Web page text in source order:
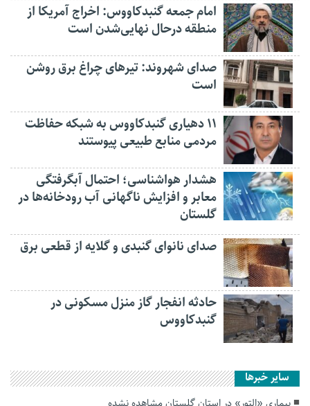
امام جمعه گنبدکاووس: اخراج آمریکا از
منطقه درحال نهایی‌شدن است
صدای شهروند: تیرهای چراغ برق روشن
است
۱۱ دهیاری گنبدکاووس به شبکه حفاظت
مردمی منابع طبیعی پیوستند
هشدار هواشناسی؛ احتمال آبگرفتگی
معابر و افزایش ناگهانی آب رودخانه‌ها در
گلستان
صدای نانوای گنبدی و گلایه از قطعی برق
حادثه انفجار گاز منزل مسکونی در
گنبدکاووس
سایر خبرها